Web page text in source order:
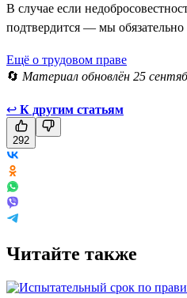
В случае если
подтвердится — мы
Ещё о трудовом праве
🔄 Материал обновлён 25
↩ К другим статьям
292
Читайте также